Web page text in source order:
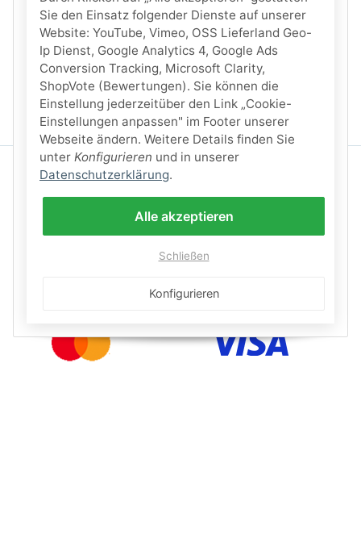
Sie den Einsatz folgender Dienste auf unserer
Website: YouTube, Vimeo, OSS Lieferland Geo-
Ip Dienst, Google Analytics 4, Google Ads
Conversion Tracking, Microsoft Clarity,
ShopVote (Bewertungen). Sie können die
Einstellung jederzeitüber den Link „Cookie-
Einstellungen anpassen" im Footer unserer
Webseite ändern. Weitere Details finden Sie
unter Konfigurieren und in unserer
Datenschutzerklärung.
Alle akzeptieren
Schließen
Konfigurieren